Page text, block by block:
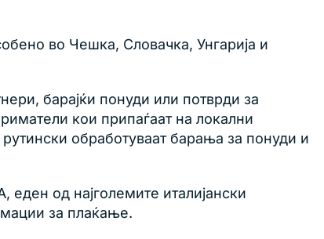
во Чешка, Словачка, Унгарија и
барајќи понуди или потврди за
кои припаѓаат на локални
обработуваат барања за понуди и
од најголемите италијански
за плаќање.